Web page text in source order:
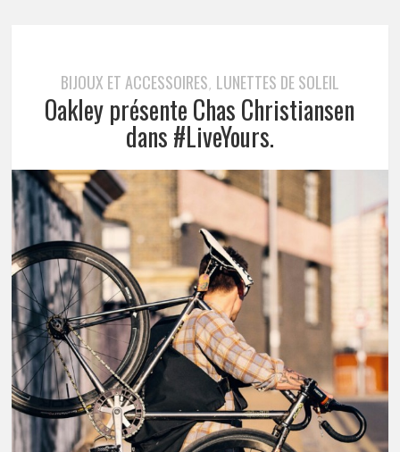
BIJOUX ET ACCESSOIRES, LUNETTES DE SOLEIL
Oakley présente Chas Christiansen
dans #LiveYours.